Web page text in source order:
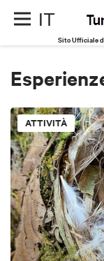
IT
Sito Ufficiale
ATTIVITÀ